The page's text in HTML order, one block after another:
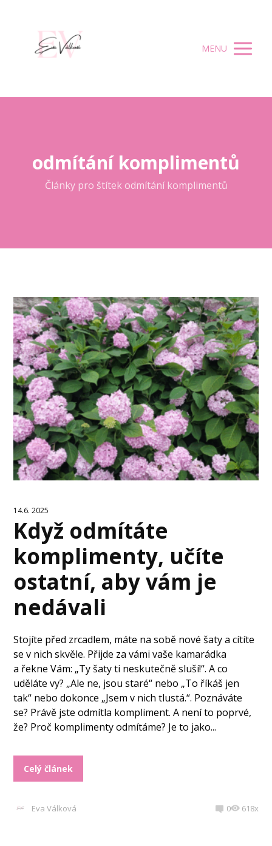
MENU
odmítání komplimentů
Články pro štítek odmítání komplimentů
14.6. 2025
Když odmítáte
komplimenty, učíte
ostatní, aby vám je
nedávali
Stojíte před zrcadlem, máte na sobě nové šaty a cítíte
se v nich skvěle. Přijde za vámi vaše kamarádka
a řekne Vám: „Ty šaty ti neskutečně sluší!“. A co
uděláte vy? „Ale ne, jsou staré“ nebo „To říkáš jen
tak“ nebo dokonce „Jsem v nich tlustá.“. Poznáváte
se? Právě jste odmítla kompliment. A není to poprvé,
že? Proč komplimenty odmítáme? Je to jako...
Celý článek
Eva Válková 0 618x